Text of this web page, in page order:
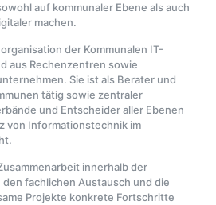
auf kommunaler Ebene als auch
machen.
der Kommunalen IT-
aus Rechenzentren sowie
Sie ist als Berater und
tätig sowie zentraler
und Entscheider aller Ebenen
von Informationstechnik im
innerhalb der
fachlichen Austausch und die
Projekte konkrete Fortschritte